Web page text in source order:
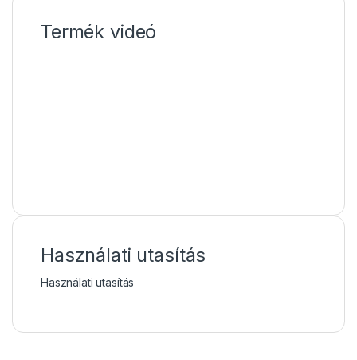
Termék videó
Használati utasítás
Használati utasítás